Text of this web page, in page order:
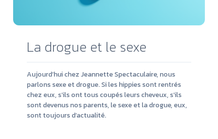
La drogue et le sexe
Aujourd’hui chez Jeannette Spectaculaire, nous
parlons sexe et drogue. Si les hippies sont rentrés
chez eux, s’ils ont tous coupés leurs cheveux, s’ils
sont devenus nos parents, le sexe et la drogue, eux,
sont toujours d’actualité.